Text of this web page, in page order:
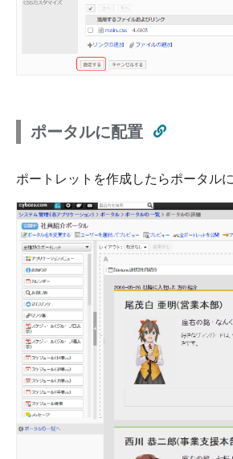
ポータルに配置
ポートレットを作成したらポータル